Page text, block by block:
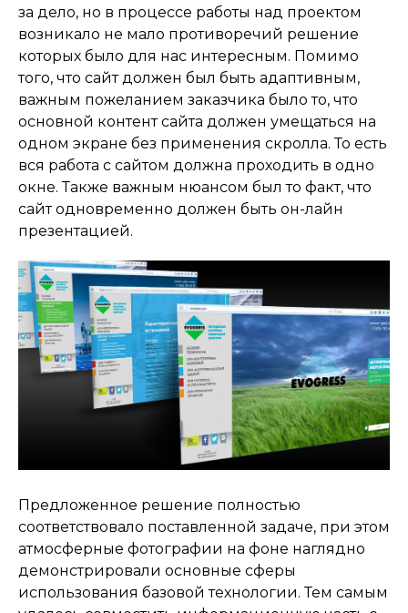
за дело, но в процессе работы над проектом
возникало не мало противоречий решение
которых было для нас интересным. Помимо
того, что сайт должен был быть адаптивным,
важным пожеланием заказчика было то, что
основной контент сайта должен умещаться на
одном экране без применения скролла. То есть
вся работа с сайтом должна проходить в одно
окне. Также важным нюансом был то факт, что
сайт одновременно должен быть он-лайн
презентацией.
Предложенное решение полностью
соответствовало поставленной задаче, при этом
атмосферные фотографии на фоне наглядно
демонстрировали основные сферы
использования базовой технологии. Тем самым